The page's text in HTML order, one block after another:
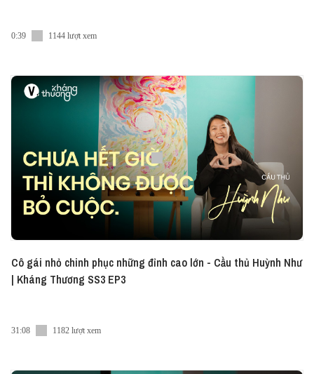
0:39 1144 lượt xem
Cô gái nhỏ chinh phục những đỉnh cao lớn - Cầu thủ Huỳnh Như
| Kháng Thương SS3 EP3
31:08 1182 lượt xem